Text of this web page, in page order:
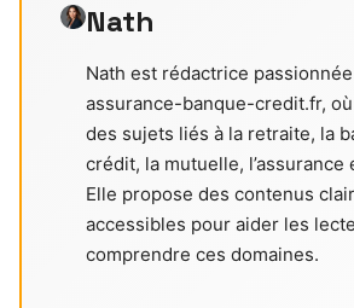
Nath
Nath est rédactrice
assurance-banque-credit.fr,
des sujets liés à la retraite, la
crédit, la mutuelle, l’assurance
Elle propose des contenus
accessibles pour aider les
comprendre ces domaines.